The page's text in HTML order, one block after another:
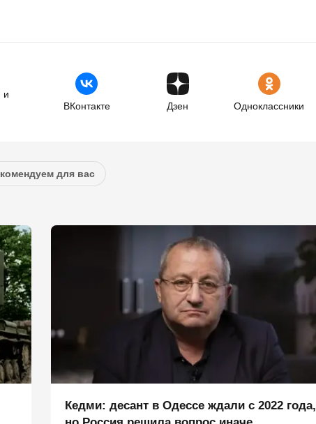
и
ВКонтакте Дзен Одноклассники
для вас
Кедми: десант в Одессе ждали с 2022 года,